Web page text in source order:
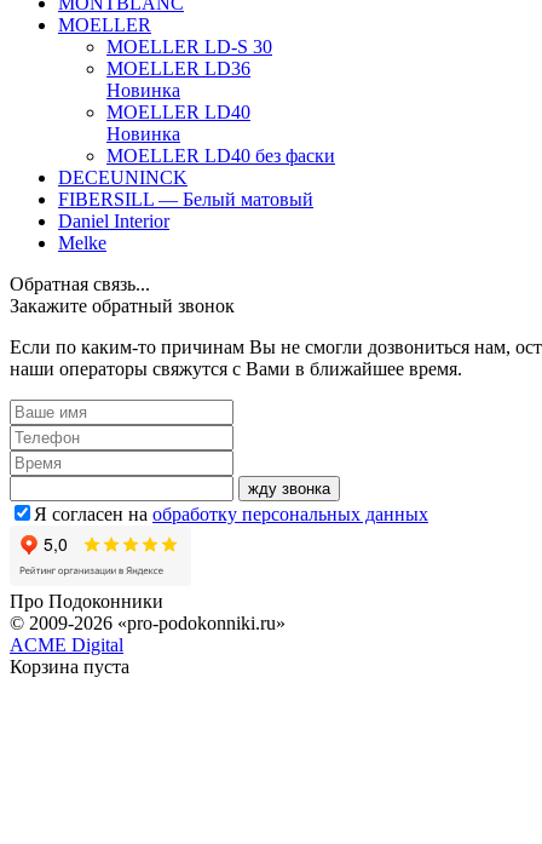
MOELLER
MOELLER LD-S 30
MOELLER LD36
Новинка
MOELLER LD40
Новинка
MOELLER LD40 без фаски
DECEUNINCK
FIBERSILL — Белый матовый
Daniel Interior
Melke
Обратная связь...
Закажите обратный звонок
Если по каким-то причинам Вы не смогли дозвониться нам,
наши операторы свяжутся с Вами в ближайшее время.
жду звонка
Я согласен на обработку персональных данных
Про Подоконники
© 2009-2026 «pro-podokonniki.ru»
ACME Digital
Корзина пуста